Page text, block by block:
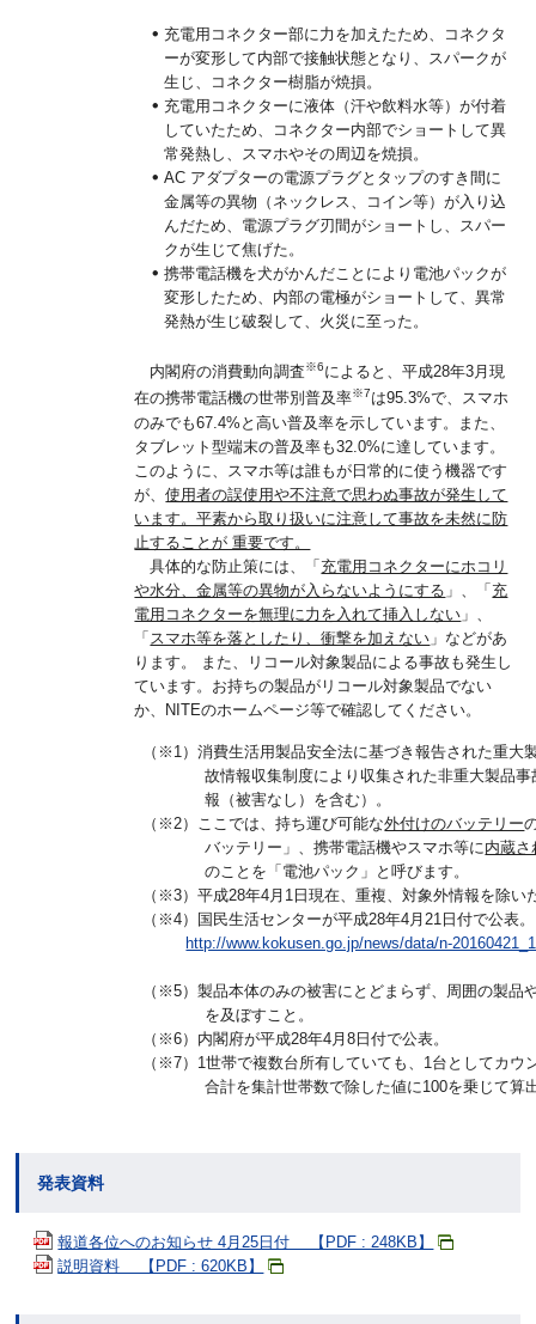
充電用コネクター部に力を加えたため、コネクタ
ーが変形して内部で接触状態となり、スパークが
生じ、コネクター樹脂が焼損。
充電用コネクターに液体（汗や飲料水等）が付着
していたため、コネクター内部でショートして異
常発熱し、スマホやその周辺を焼損。
AC アダプターの電源プラグとタップのすき間に
金属等の異物（ネックレス、コイン等）が入り込
んだため、電源プラグ刃間がショートし、スパー
クが生じて焦げた。
携帯電話機を犬がかんだことにより電池パックが
変形したため、内部の電極がショートして、異常
発熱が生じ破裂して、火災に至った。
内閣府の消費動向調査※6によると、平成28年3月現
在の携帯電話機の世帯別普及率※7は95.3%で、スマホ
のみでも67.4%と高い普及率を示しています。また、
タブレット型端末の普及率も32.0%に達しています。
このように、スマホ等は誰もが日常的に使う機器です
が、使用者の誤使用や不注意で思わぬ事故が発生して
います。平素から取り扱いに注意して事故を未然に防
止することが 重要です。
具体的な防止策には、「 充電用コネクターにホコリ
や水分、金属等の異物が入らないようにする 」、「 充
電用コネクターを無理に力を入れて挿入しない 」、
「 スマホ等を落としたり、衝撃を加えない 」などがあ
ります。 また、リコール対象製品による事故も発生し
ています。お持ちの製品がリコール対象製品でない
か、NITEのホームページ等で確認してください。
（※1）消費生活用製品安全法に基づき報告された重大
故情報収集制度により収集された非重大製品
報（被害なし）を含む）。
（※2）ここでは、持ち運び可能な外付けのバッテリー
バッテリー」、携帯電話機やスマホ等に 内蔵さ
のことを「電池パック」と呼びます。
（※3）平成28年4月1日現在、重複、対象外情報を除い
（※4）国民生活センターが平成28年4月21日付で公表。
http://www.kokusen.go.jp/news/data/n-
（※5）製品本体のみの被害にとどまらず、周囲の製品
を及ぼすこと。
（※6）内閣府が平成28年4月8日付で公表。
（※7）1世帯で複数台所有していても、1台としてカウ
合計を集計世帯数で除した値に100を乗じて算
発表資料
報道各位へのお知らせ 4月25日付 【PDF : 248KB】
説明資料 【PDF : 620KB】